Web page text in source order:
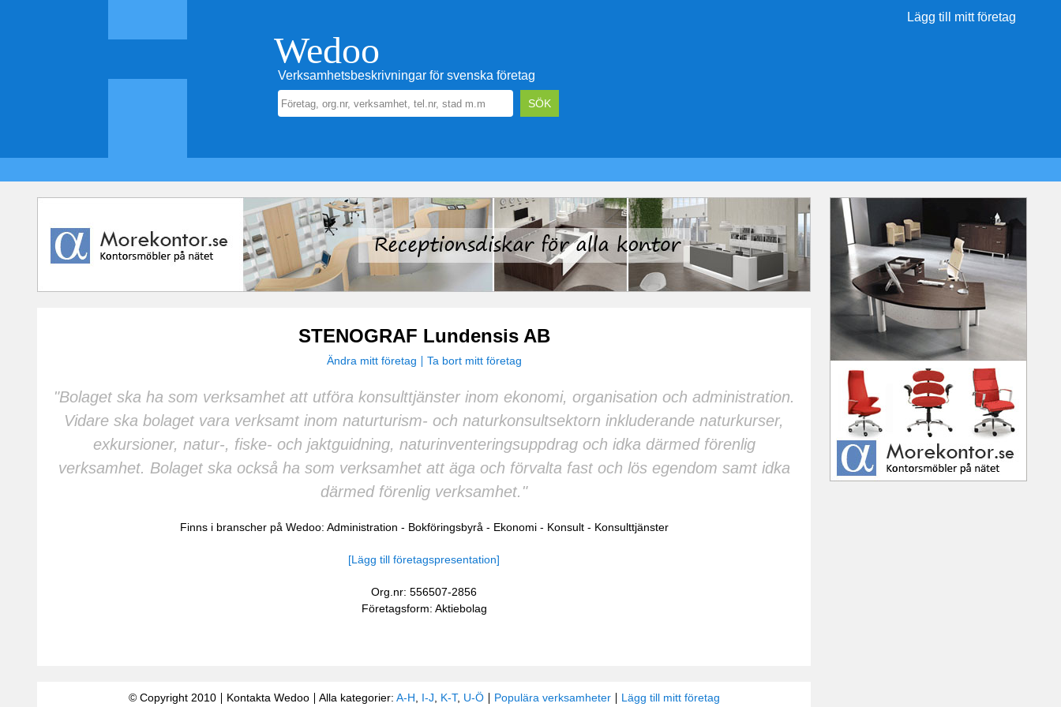
Lägg till mitt företag
Wedoo
Verksamhetsbeskrivningar för svenska företag
STENOGRAF Lundensis AB
Ändra mitt företag Ta bort mitt företag
"Bolaget ska ha som verksamhet att utföra konsulttjänster inom ekonomi, organisation och administration.
Vidare ska bolaget vara verksamt inom naturturism- och naturkonsultsektorn inkluderande naturkurser,
exkursioner, natur-, fiske- och jaktguidning, naturinventeringsuppdrag och idka därmed förenlig
verksamhet. Bolaget ska också ha som verksamhet att äga och förvalta fast och lös egendom samt idka
därmed förenlig verksamhet."
Finns i branscher på Wedoo: Administration - Bokföringsbyrå - Ekonomi- Konsult- Konsulttjänster
[Lägg till företagspresentation]
Org.nr: 556507-2856
Företagsform: Aktiebolag
© Copyright 2010 Kontakta Wedoo Alla kategorier: A-H I-J K-T, U-Ö Populära verksamheter Lägg till mitt företag